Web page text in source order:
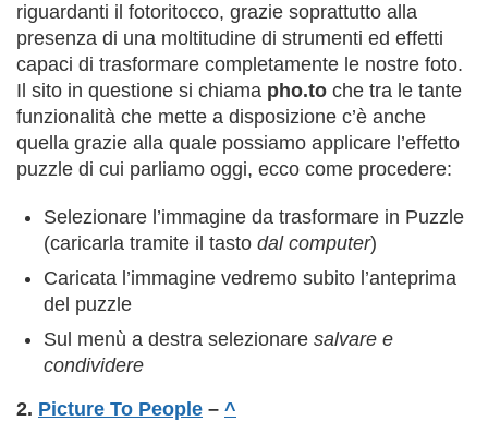
riguardanti il fotoritocco, grazie soprattutto alla
presenza di una moltitudine di strumenti ed effetti
capaci di trasformare completamente le nostre foto.
Il sito in questione si chiama pho.to che tra le tante
funzionalità che mette a disposizione c’è anche
quella grazie alla quale possiamo applicare l’effetto
puzzle di cui parliamo oggi, ecco come procedere:
Selezionare l’immagine da trasformare in Puzzle
(caricarla tramite il tasto dal computer)
Caricata l’immagine vedremo subito l’anteprima
del puzzle
Sul menù a destra selezionare salvare e
condividere
2. Picture To People – ^